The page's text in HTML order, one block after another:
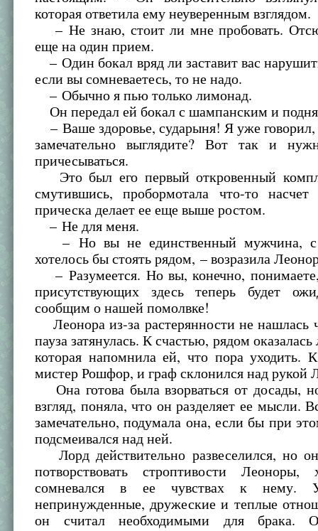
которая ответила ему неуверенным взглядом.
– Не знаю, стоит ли мне пробовать.
еще на один прием.
– Один бокал вряд ли заставит вас
если вы сомневаетесь, то не надо.
– Обычно я пью только лимонад.
Он передал ей бокал с шампанским и
– Ваше здоровье, сударыня! Я уже говорил,
замечательно выглядите? Вот так и
причесываться.
Это был его первый откровенный
смутившись, пробормотала что-то
прическа делает ее еще выше ростом.
– Не для меня.
– Но вы не единственный мужчина, с
хотелось бы стоять рядом, – возразила
– Разумеется. Но вы, конечно,
присутствующих здесь теперь будет
сообщим о нашей помолвке!
Леонора из-за растерянности не нашлась
пауза затянулась. К счастью, рядом
которая напомнила ей, что пора уходить.
мистер Рошфор, и граф склонился над рукой
Она готова была взорваться от досады,
взгляд, поняла, что он разделяет ее мысли.
замечательно, подумала она, если бы при
подсмеивался над ней.
Лорд действительно развеселился, но
потворствовать строптивости
сомневался в ее чувствах к
непринужденные, дружеские и теплые
он считал необходимыми для брака.